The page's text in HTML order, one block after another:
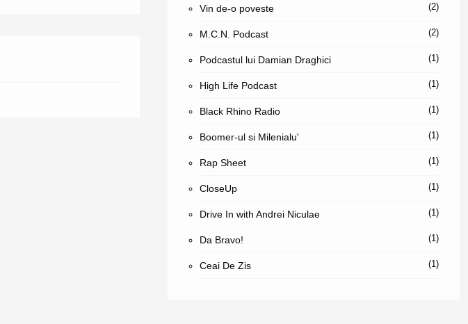
Vin de-o poveste (2)
M.C.N. Podcast (2)
Podcastul lui Damian Draghici (1)
High Life Podcast (1)
Black Rhino Radio (1)
Boomer-ul si Milenialu' (1)
Rap Sheet (1)
CloseUp (1)
Drive In with Andrei Niculae (1)
Da Bravo! (1)
Ceai De Zis (1)